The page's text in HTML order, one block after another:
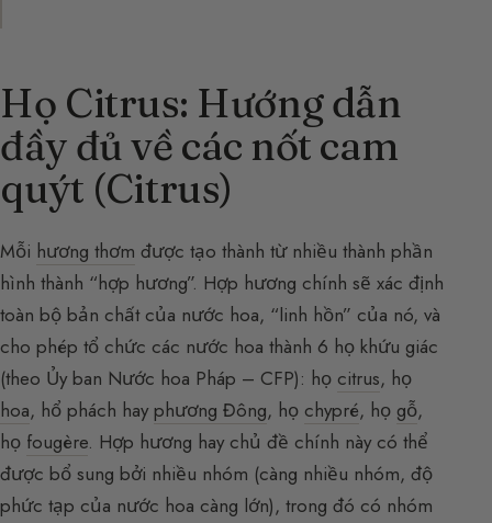
Họ Citrus: Hướng dẫn
đầy đủ về các nốt cam
quýt (Citrus)
Mỗi hương thơm được tạo thành từ nhiều thành phần
hình thành “hợp hương”. Hợp hương chính sẽ xác định
toàn bộ bản chất của nước hoa, “linh hồn” của nó, và
cho phép tổ chức các nước hoa thành 6 họ khứu giác
(theo Ủy ban Nước hoa Pháp – CFP): họ citrus, họ
hoa, hổ phách hay phương Đông, họ chypré, họ gỗ,
họ fougère. Hợp hương hay chủ đề chính này có thể
được bổ sung bởi nhiều nhóm (càng nhiều nhóm, độ
phức tạp của nước hoa càng lớn), trong đó có nhóm